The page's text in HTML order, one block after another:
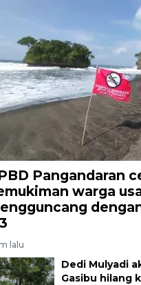
Pangandaran
warga
lalu
Dedi Mulyadi
Gasibu hilang